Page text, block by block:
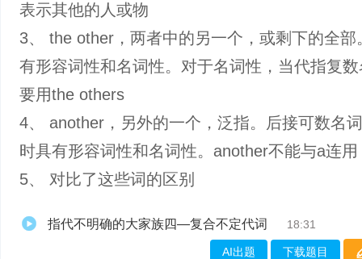
表示其他的人或物
3、 the other，两者中的另一个，或剩下的全部
有形容词性和名词性。对于名词性，当代指复
要用the others
4、 another，另外的一个，泛指。后接可数名
时具有形容词性和名词性。another不能与a连用
5、 对比了这些词的区别
指代不明确的大家族四—复合不定代词 18:31
AI出题 下载题目